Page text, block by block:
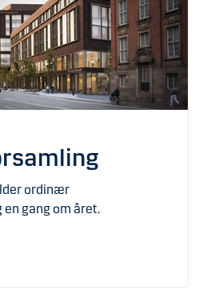
ordinær
gang om året.